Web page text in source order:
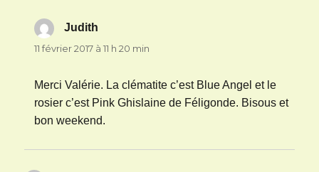
Judith
11 février 2017 à 11 h 20 min
Merci Valérie. La clématite c’est Blue Angel et le
rosier c’est Pink Ghislaine de Féligonde. Bisous et
bon weekend.